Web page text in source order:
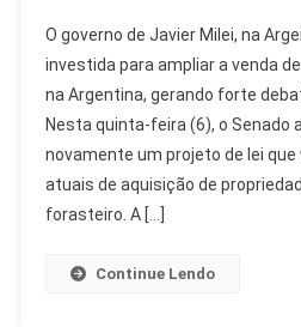
Tenta
Ampliar
Venda
De
Terras
A
O governo de Javier Milei, na
investida para ampliar a venda
na Argentina, gerando forte
Nesta quinta-feira (6), o Senado
novamente um projeto de lei
atuais de aquisição de
forasteiro. A […]
Continue Lendo